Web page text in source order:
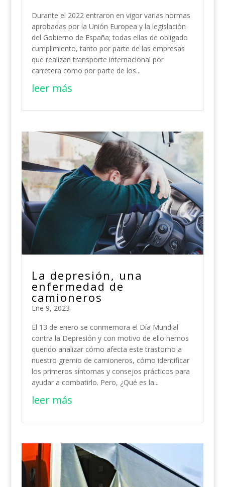
Durante el 2022 entraron en vigor varias normas
aprobadas por la Unión Europea y la legislación
del Gobierno de España; todas ellas de obligado
cumplimiento, tanto por parte de las empresas
que realizan transporte internacional por
carretera como por parte de los...
leer más
La depresión, una
enfermedad de
camioneros
Ene 9, 2023
El 13 de enero se conmemora el Día Mundial
contra la Depresión y con motivo de ello hemos
querido analizar cómo afecta este trastorno a
nuestro gremio de camioneros, cómo identificar
los primeros síntomas y consejos prácticos para
ayudar a combatirlo. Pero, ¿Qué es la...
leer más